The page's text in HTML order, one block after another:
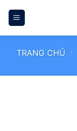
qua
TRANG CHỦ /